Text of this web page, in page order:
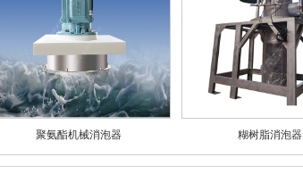
聚氨酯机械消泡器 糊树脂消泡器